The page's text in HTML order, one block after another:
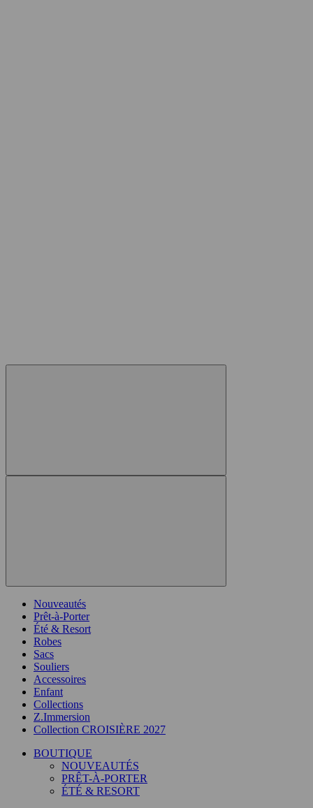
Nouveautés
Prêt-à-Porter
Été & Resort
Robes
Sacs
Souliers
Accessoires
Enfant
Collections
Z.Immersion
Collection CROISIÈRE 2027
BOUTIQUE
NOUVEAUTÉS
PRÊT-À-PORTER
ÉTÉ & RESORT